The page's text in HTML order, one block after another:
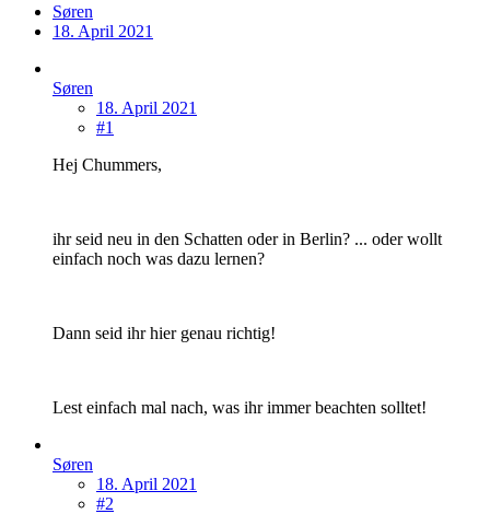
Søren
18. April 2021
Søren
18. April 2021
#1
Hej Chummers,
ihr seid neu in den Schatten oder in Berlin? ... oder wollt
einfach noch was dazu lernen?
Dann seid ihr hier genau richtig!
Lest einfach mal nach, was ihr immer beachten solltet!
Søren
18. April 2021
#2